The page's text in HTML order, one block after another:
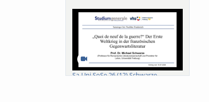
Sa-Uni SoSe 26 (12) Schwarze